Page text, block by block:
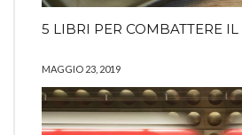
5 LIBRI PER COMBATTERE
MAGGIO 23, 2019